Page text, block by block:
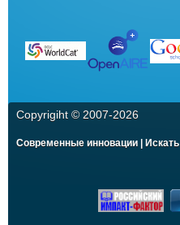
Copyrigiht © 2007-2026
Современные инновации | Искать